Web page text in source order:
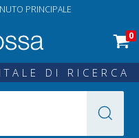
PRINCIPALE
0
DI RICERCA